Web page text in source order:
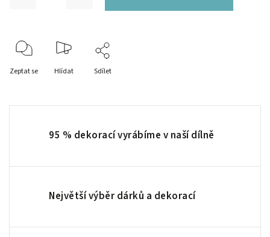
Zeptat se Hlídat Sdílet
95 % dekorací vyrábíme v naší dílně
Největší výběr dárků a dekorací